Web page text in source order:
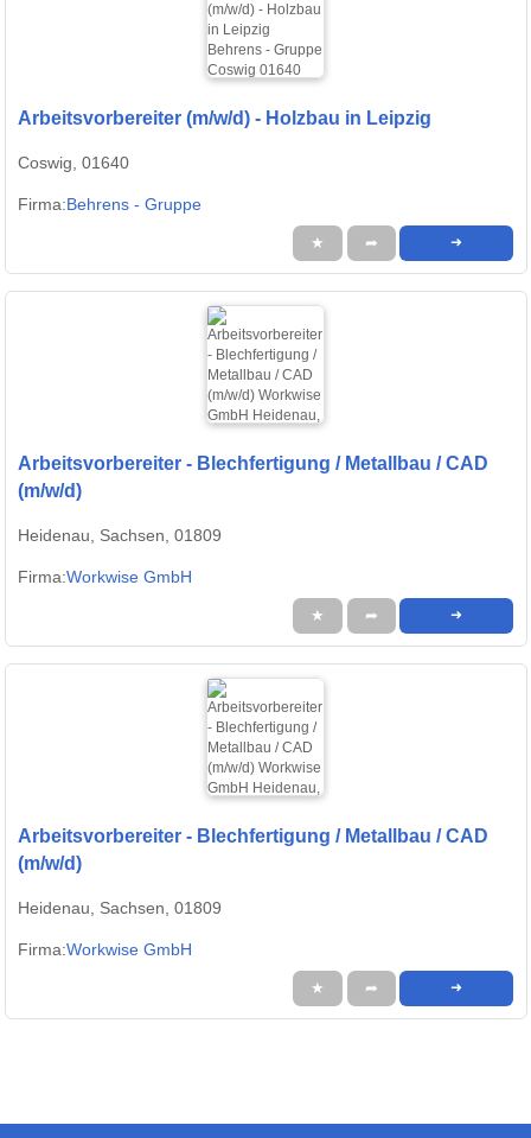
Arbeitsvorbereiter (m/w/d) - Holzbau in Leipzig
Coswig, 01640
Firma:Behrens - Gruppe
★ ➦ ➜
Arbeitsvorbereiter - Blechfertigung / Metallbau / CAD
(m/w/d)
Heidenau, Sachsen, 01809
Firma:Workwise GmbH
★ ➦ ➜
Arbeitsvorbereiter - Blechfertigung / Metallbau / CAD
(m/w/d)
Heidenau, Sachsen, 01809
Firma:Workwise GmbH
★ ➦ ➜